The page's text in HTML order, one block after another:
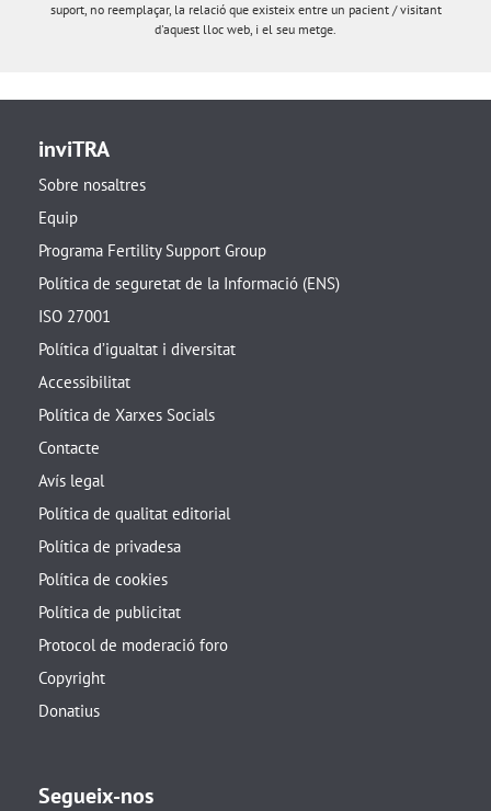
suport, no reemplaçar, la relació que existeix entre un pacient / visitant
d'aquest lloc web, i el seu metge.
inviTRA
Sobre nosaltres
Equip
Programa Fertility Support Group
Política de seguretat de la Informació (ENS)
ISO 27001
Política d’igualtat i diversitat
Accessibilitat
Política de Xarxes Socials
Contacte
Avís legal
Política de qualitat editorial
Política de privadesa
Política de cookies
Política de publicitat
Protocol de moderació foro
Copyright
Donatius
Segueix-nos